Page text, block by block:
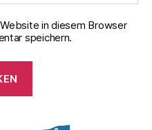
in diesem Browser
speichern.